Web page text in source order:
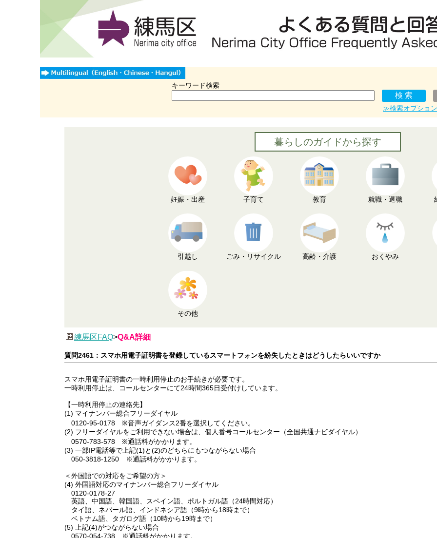
キーワード検索
≫検索オプション
暮らしのガイドから探す
妊娠・出産 子育て 教育 就職・退職
引越し ごみ・リサイクル 高齢・介護 おくやみ
その他
練馬区FAQ>Q&A詳細
質問2461：スマホ用電子証明書を登録しているスマートフォンを紛失したときはどうしたらいいですか
スマホ用電子証明書の一時利用停止のお手続きが必要です。
一時利用停止は、コールセンターにて24時間365日受付けしています。
【一時利用停止の連絡先】
(1) マイナンバー総合フリーダイヤル
0120-95-0178 ※音声ガイダンス2番を選択してください。
(2) フリーダイヤルをご利用できない場合は、個人番号コールセンター（全国共通ナビダイヤル）
0570-783-578 ※通話料がかかります。
(3) 一部IP電話等で上記(1)と(2)のどちらにもつながらない場合
050-3818-1250 ※通話料がかかります。
＜外国語での対応をご希望の方＞
(4) 外国語対応のマイナンバー総合フリーダイヤル
0120-0178-27
英語、中国語、韓国語、スペイン語、ポルトガル語（24時間対応）
タイ語、ネパール語、インドネシア語（9時から18時まで）
ベトナム語、タガログ語（10時から19時まで）
(5) 上記(4)がつながらない場合
0570-054-738 ※通話料がかかります。